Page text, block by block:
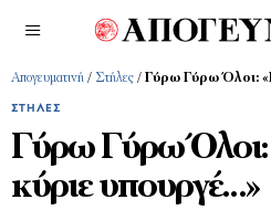
Απογευματινή / Στήλες / Γύρω Γύρω Όλοι:
ΣΤΉΛΕΣ
Γύρω Γύρω
κύριε υπουργέ…»